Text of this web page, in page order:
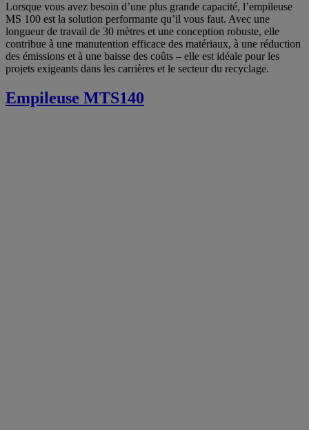
Lorsque vous avez besoin d’une plus grande capacité, l’empileuse
MS 100 est la solution performante qu’il vous faut. Avec une
longueur de travail de 30 mètres et une conception robuste, elle
contribue à une manutention efficace des matériaux, à une réduction
des émissions et à une baisse des coûts – elle est idéale pour les
projets exigeants dans les carrières et le secteur du recyclage.
Empileuse MTS140